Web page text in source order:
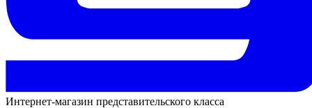
Интернет-магазин представительского класса